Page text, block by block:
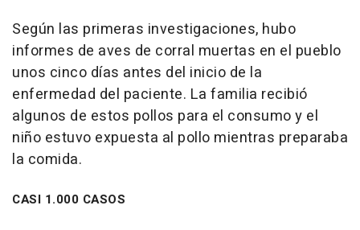
Según las primeras investigaciones, hubo
informes de aves de corral muertas en el pueblo
unos cinco días antes del inicio de la
enfermedad del paciente. La familia recibió
algunos de estos pollos para el consumo y el
niño estuvo expuesta al pollo mientras preparaba
la comida.
CASI 1.000 CASOS